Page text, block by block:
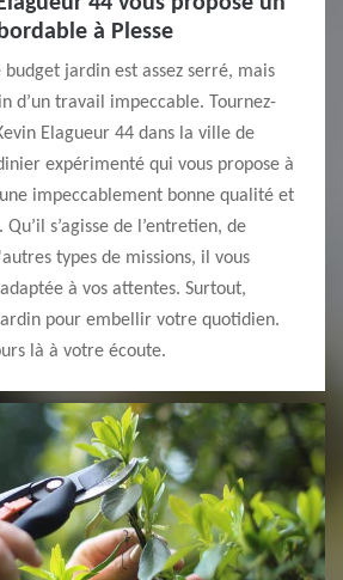
à Plesse
jardin est assez serré, mais
d’un travail impeccable. Tournez-
Elagueur 44 dans la ville de
expérimenté qui vous propose à
impeccablement bonne qualité et
s’agisse de l’entretien, de
types de missions, il vous
à vos attentes. Surtout,
pour embellir votre quotidien.
là à votre écoute.